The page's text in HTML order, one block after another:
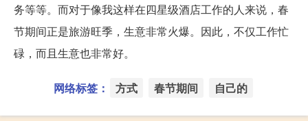
务等等。而对于像我这样在四星级酒店工作的人来说，春
节期间正是旅游旺季，生意非常火爆。因此，不仅工作忙
碌，而且生意也非常好。
网络标签： 方式 春节期间 自己的